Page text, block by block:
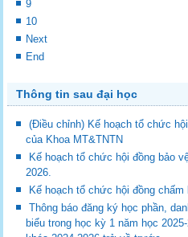
9
10
Next
End
Thông tin sau đại học
(Điều chỉnh) Kế hoạch tổ chức
của Khoa MT&TNTN
Kế hoạch tổ chức hội đồng bảo
2026.
Kế hoạch tổ chức hội đồng
Thông báo đăng ký học phần,
biểu trong học kỳ 1 năm học